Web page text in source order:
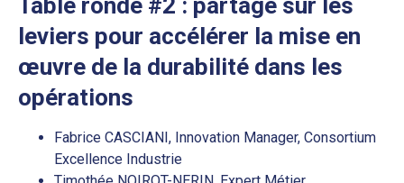
leviers pour accélérer la mise en
œuvre de la durabilité dans les
opérations
Fabrice CASCIANI, Innovation Manager, Consortium
Excellence Industrie